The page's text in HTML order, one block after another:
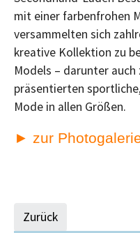
mit einer farbenfrohen
versammelten sich
kreative Kollektion zu
Models – darunter
präsentierten
Mode in allen Größen.
► zur
Zurück